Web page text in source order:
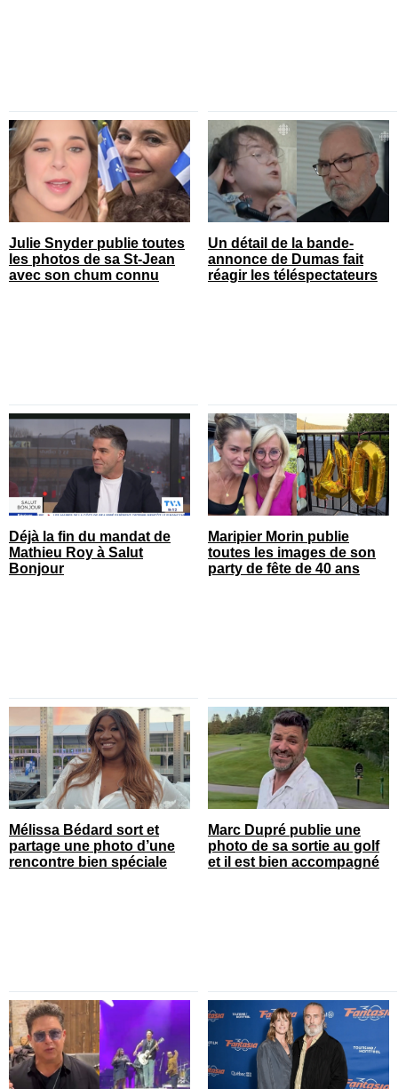
Julie Snyder publie toutes
les photos de sa St-Jean
avec son chum connu
Un détail de la bande-
annonce de Dumas fait
réagir les téléspectateurs
Déjà la fin du mandat de
Mathieu Roy à Salut
Bonjour
Maripier Morin publie
toutes les images de son
party de fête de 40 ans
Mélissa Bédard sort et
partage une photo d’une
rencontre bien spéciale
Marc Dupré publie une
photo de sa sortie au golf
et il est bien accompagné